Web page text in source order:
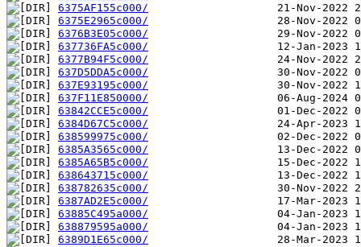
6375AF155c000/
6375E2965c000/
6376B3E05c000/
637736FA5c000/
6377B94F5c000/
637D5DDA5c000/
637E93195c000/
637F11E850000/
63842CCE5c000/
6384D67C5c000/
638599975c000/
6385A3565c000/
6385A65B5c000/
638643715c000/
638782635c000/
6387AD2E5c000/
63885C495a000/
638879595a000/
6389D1E65c000/